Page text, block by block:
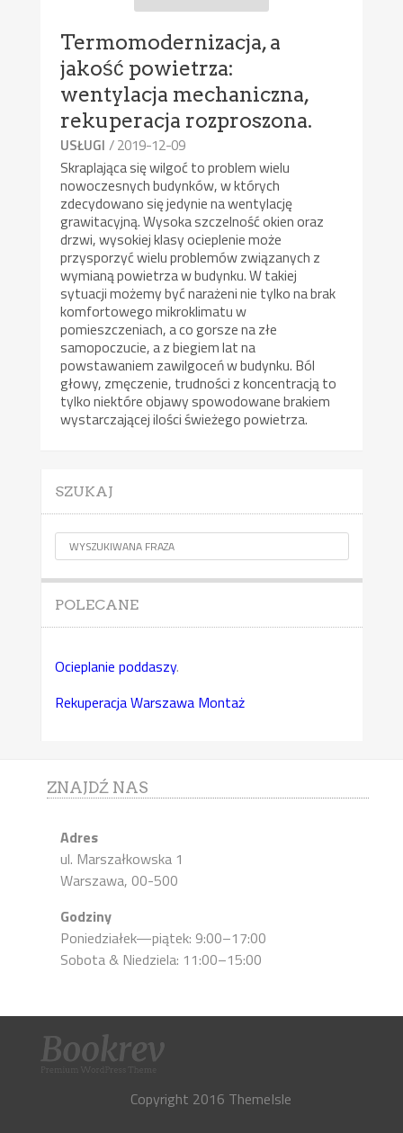
Termomodernizacja, a
jakość powietrza:
wentylacja mechaniczna,
rekuperacja rozproszona.
USŁUGI / 2019-12-09
Skraplająca się wilgoć to problem wielu
nowoczesnych budynków, w których
zdecydowano się jedynie na wentylację
grawitacyjną. Wysoka szczelność okien oraz
drzwi, wysokiej klasy ocieplenie może
przysporzyć wielu problemów związanych z
wymianą powietrza w budynku. W takiej
sytuacji możemy być narażeni nie tylko na brak
komfortowego mikroklimatu w
pomieszczeniach, a co gorsze na złe
samopoczucie, a z biegiem lat na
powstawaniem zawilgoceń w budynku. Ból
głowy, zmęczenie, trudności z koncentracją to
tylko niektóre objawy spowodowane brakiem
wystarczającej ilości świeżego powietrza.
SZUKAJ
POLECANE
Ocieplanie poddaszy.
Rekuperacja Warszawa Montaż
ZNAJDŹ NAS
Adres
ul. Marszałkowska 1
Warszawa, 00-500
Godziny
Poniedziałek—piątek: 9:00–17:00
Sobota & Niedziela: 11:00–15:00
Copyright 2016 ThemeIsle